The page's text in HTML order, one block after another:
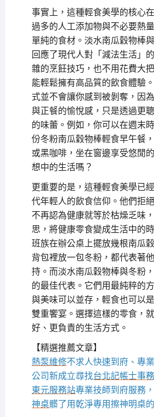
事實上，這種輕食美學的核心
過多的人工添加物與不必要熱
單純的食材。淡水南瓜穀物棒
回應了現代人對「減法生活」
雜的烹飪技巧，也不用花費大
能輕鬆擁有高品質的飲食體驗
式並不會讓你感到被剝奪，因
與正餐的愉悅感，只是透過更
的味蕾。例如，你可以在週末
份冬粉南瓜穀物棒輕食早午餐
或黑咖啡，坐在窗邊享受悠閒
想中的生活嗎？
更重要的是，這種輕食美學已
代年輕人的飲食信仰。他們拒
不再認為健康就等於枯燥乏味
思，將健康零食變成生活中的
班族在辦公桌上擺放幾根南瓜
背包裡放一包冬粉，都代表著
持。而淡水南瓜穀物棒與冬粉
的最佳代表。它們用最純粹的
與美味可以並存，輕食也可以
雙重饗宴。選擇這樣的零食，
好、更負責的生活方式。
【精選推薦文章】
熱泵維修不求人快速到府、專
公司新成立尋找台北記帳士事
東元服務站專業技師到府服務
神桌髒了用乾淨專用擦神明桌